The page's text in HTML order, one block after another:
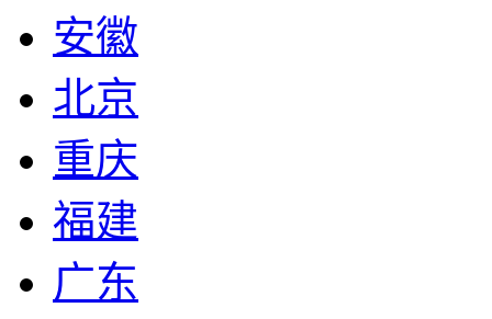
安徽
北京
重庆
福建
广东